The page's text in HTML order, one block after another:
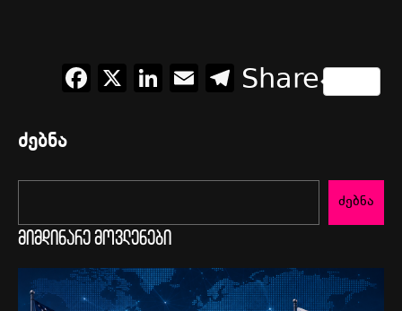
Facebook
X LinkedIn
EmailTelegram
Share
ძებნა
ძებნა
მიმდინარე მოვლენები